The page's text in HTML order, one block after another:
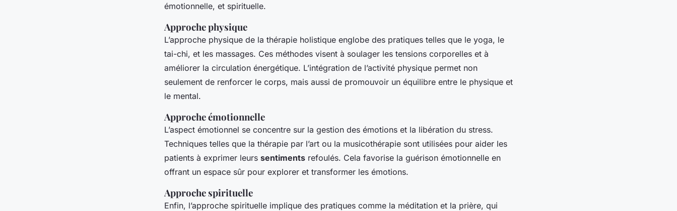
émotionnelle, et spirituelle.
Approche physique
L’approche physique de la thérapie holistique englobe des pratiques telles que le yoga, le
tai-chi, et les massages. Ces méthodes visent à soulager les tensions corporelles et à
améliorer la circulation énergétique. L’intégration de l’activité physique permet non
seulement de renforcer le corps, mais aussi de promouvoir un équilibre entre le physique et
le mental.
Approche émotionnelle
L’aspect émotionnel se concentre sur la gestion des émotions et la libération du stress.
Techniques telles que la thérapie par l’art ou la musicothérapie sont utilisées pour aider les
patients à exprimer leurs sentiments refoulés. Cela favorise la guérison émotionnelle en
offrant un espace sûr pour explorer et transformer les émotions.
Approche spirituelle
Enfin, l’approche spirituelle implique des pratiques comme la méditation et la prière, qui